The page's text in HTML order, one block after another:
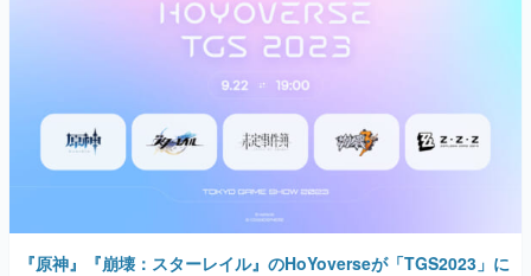
『原神』『崩壊：スターレイル』のHoYoverseが「TGS2023」に